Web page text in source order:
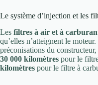
Le système d’injection et les
Les filtres à air et à
qu’elles n’atteignent le
préconisations du
30 000 kilomètres pour le
kilomètres pour le filtre à